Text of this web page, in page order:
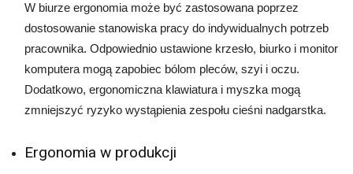
W biurze ergonomia może być zastosowana poprzez
dostosowanie stanowiska pracy do indywidualnych potrzeb
pracownika. Odpowiednio ustawione krzesło, biurko i monitor
komputera mogą zapobiec bólom pleców, szyi i oczu.
Dodatkowo, ergonomiczna klawiatura i myszka mogą
zmniejszyć ryzyko wystąpienia zespołu cieśni nadgarstka.
Ergonomia w produkcji